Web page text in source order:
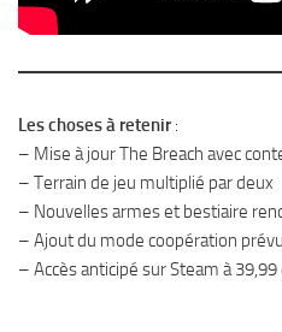
Les choses à retenir:
– Mise à jour The Breach avec
– Terrain de jeu multiplié par deux
– Nouvelles armes et bestiaire
– Ajout du mode coopération
– Accès anticipé sur Steam à